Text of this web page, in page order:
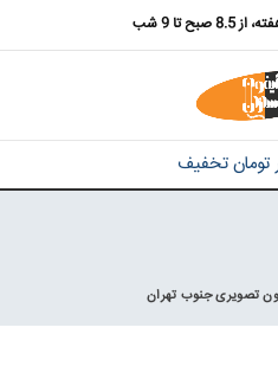
تا 9 شب
تصویری جنوب تهران